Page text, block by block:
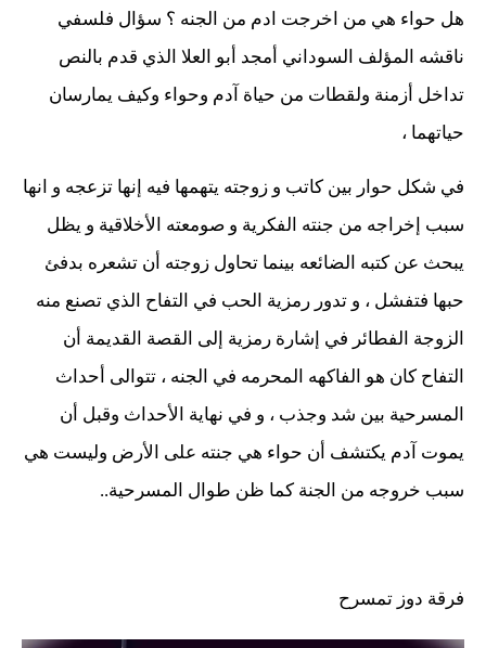
هل حواء هي من اخرجت ادم من الجنه ؟ سؤال فلسفي
ناقشه المؤلف السوداني أمجد أبو العلا الذي قدم بالنص
تداخل أزمنة ولقطات من حياة آدم وحواء وكيف يمارسان
حياتهما ،
في شكل حوار بين كاتب و زوجته يتهمها فيه إنها تزعجه و انها
سبب إخراجه من جنته الفكرية و صومعته الأخلاقية و يظل
يبحث عن كتبه الضائعه بينما تحاول زوجته أن تشعره بدفئ
حبها فتفشل ، و تدور رمزية الحب في التفاح الذي تصنع منه
الزوجة الفطائر في إشارة رمزية إلى القصة القديمة أن
التفاح كان هو الفاكهه المحرمه في الجنه ، تتوالى أحداث
المسرحية بين شد وجذب ، و في نهاية الأحداث وقبل أن
يموت آدم يكتشف أن حواء هي جنته على الأرض وليست هي
سبب خروجه من الجنة كما ظن طوال المسرحية..
فرقة دوز تمسرح